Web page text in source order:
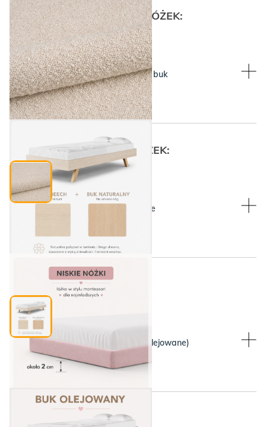
WYBIERZ KOLOR RAMY I NÓŻEK:
WYBIERZ KOLOR RAMY I NÓŻEK:
Rama Raw Beech, nóżki lity buk
Rama Raw Beech, nóżki lity buk
WYBIERZ WYSOKOŚĆ NÓŻEK:
WYBIERZ WYSOKOŚĆ NÓŻEK:
Niskie, wymienne na wysokie
Niskie, wymienne na wysokie
WYBIERZ KOLOR NÓŻEK:
WYBIERZ KOLOR NÓŻEK:
Bukowe nóżki (lite drewno olejowane)
Cena wybranej konfiguracji: